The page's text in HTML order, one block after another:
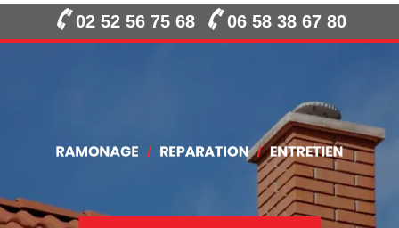
02 52 56 75 68 06 58 38 67 80